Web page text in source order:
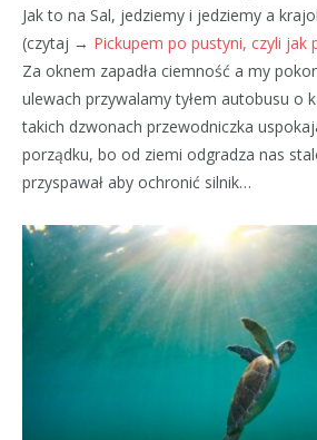
Jak to na Sal, jedziemy i jedziemy a
(czytaj → Pickupem po pustyni, czyli jak
Za oknem zapadła ciemność a my
ulewach przywalamy tyłem autobusu o
takich dzwonach przewodniczka
porządku, bo od ziemi odgradza nas
przyspawał aby ochronić silnik…